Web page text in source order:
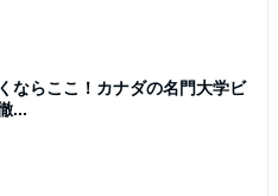
ならここ！カナダの名門大学ビ
...